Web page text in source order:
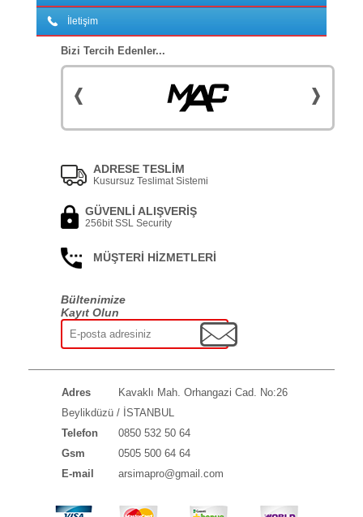
İletişim
Bizi Tercih Edenler...
ADRESE TESLİM
Kusursuz Teslimat Sistemi
GÜVENLİ ALIŞVERİŞ
256bit SSL Security
MÜŞTERİ HİZMETLERİ
Bültenimize
Kayıt Olun
Adres
Kavaklı Mah. Orhangazi Cad. No:26
Beylikdüzü / İSTANBUL
Telefon
0850 532 50 64
Gsm
0505 500 64 64
E-mail
arsimapro@gmail.com